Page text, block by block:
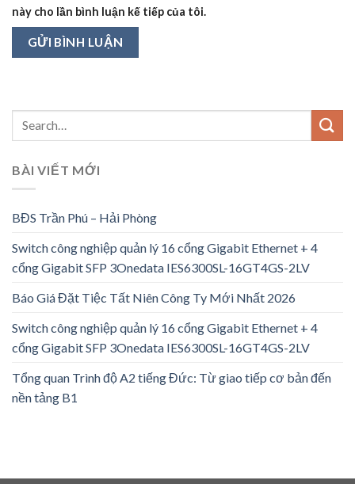
này cho lần bình luận kế tiếp của tôi.
BÀI VIẾT MỚI
BĐS Trần Phú – Hải Phòng
Switch công nghiệp quản lý 16 cổng Gigabit Ethernet + 4
cổng Gigabit SFP 3Onedata IES6300SL-16GT4GS-2LV
Báo Giá Đặt Tiệc Tất Niên Công Ty Mới Nhất 2026
Switch công nghiệp quản lý 16 cổng Gigabit Ethernet + 4
cổng Gigabit SFP 3Onedata IES6300SL-16GT4GS-2LV
Tổng quan Trình độ A2 tiếng Đức: Từ giao tiếp cơ bản đến
nền tảng B1